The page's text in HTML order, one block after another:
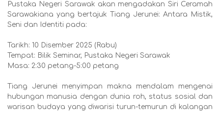
Pustaka Negeri Sarawak akan mengadakan Siri Ceramah
Sarawakiana yang bertajuk Tiang Jerunei: Antara Mistik,
Seni dan Identiti pada:
Tarikh: 10 Disember 2025 (Rabu)
Tempat: Bilik Seminar, Pustaka Negeri Sarawak
Masa: 2:30 petang-5:00 petang
Tiang Jerunei menyimpan makna mendalam mengenai
hubungan manusia dengan dunia roh, status sosial dan
warisan budaya yang diwarisi turun-temurun di kalangan